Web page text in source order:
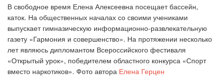
В свободное время Елена Алексеевна посещает бассейн,
каток. На общественных началах со своими учениками
выпускает гимназическую информационно-развлекательную
газету «Гармония и совершенство». На протяжении несколько
лет являюсь дипломантом Всероссийского фестиваля
«Открытый урок», победителем областного конкурса «Спорт
вместо наркотиков». Фото автора Елена Герцен